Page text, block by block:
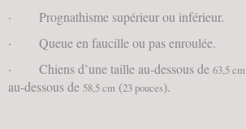
· Prognathisme supérieur ou inférieur.
· Queue en faucille ou pas enroulée.
· Chiens d’une taille au-dessous de 63,5 cm
au-dessous de 58,5 cm (23 pouces).